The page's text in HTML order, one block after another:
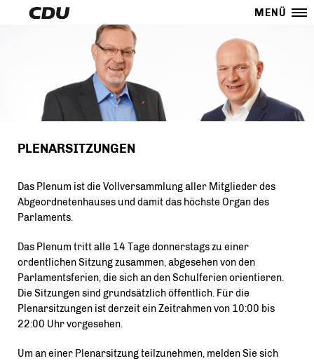
MENÜ
PLENARSITZUNGEN
Das Plenum ist die Vollversammlung aller Mitglieder des
Abgeordnetenhauses und damit das höchste Organ des
Parlaments.
Das Plenum tritt alle 14 Tage donnerstags zu einer
ordentlichen Sitzung zusammen, abgesehen von den
Parlamentsferien, die sich an den Schulferien orientieren.
Die Sitzungen sind grundsätzlich öffentlich. Für die
Plenarsitzungen ist derzeit ein Zeitrahmen von 10:00 bis
22:00 Uhr vorgesehen.
Um an einer Plenarsitzung teilzunehmen, melden Sie sich